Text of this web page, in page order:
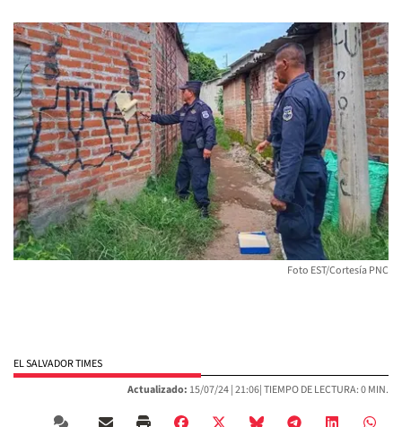
Foto EST/Cortesía PNC
EL SALVADOR TIMES
Actualizado: 15/07/24 |21:06| TIEMPO DE LECTURA: 0 MIN.